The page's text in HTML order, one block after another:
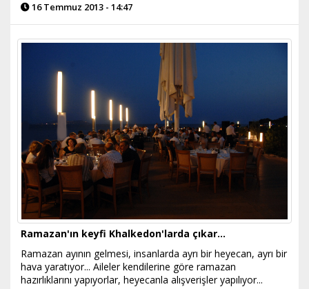
16 Temmuz 2013 - 14:47
Ramazan'ın keyfi Khalkedon'larda çıkar...
Ramazan ayının gelmesi, insanlarda ayrı bir heyecan, ayrı bir
hava yaratıyor... Aileler kendilerine göre ramazan
hazırlıklarını yapıyorlar, heyecanla alışverişler yapılıyor...